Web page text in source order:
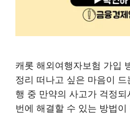
캐롯 해외여행자보험 가입
정리 떠나고 싶은 마음이 드
행 중 만약의 사고가 걱정
번에 해결할 수 있는 방법